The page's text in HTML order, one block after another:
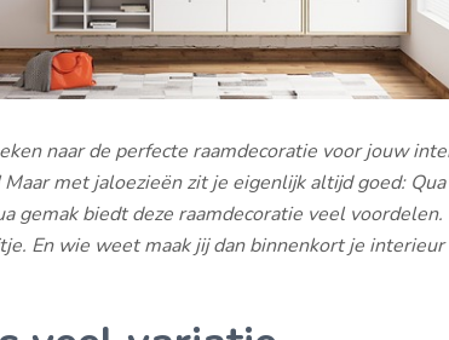
naar de perfecte raamdecoratie voor jouw
met jaloezieën zit je eigenlijk altijd goed:
gemak biedt deze raamdecoratie veel
En wie weet maak jij dan binnenkort je